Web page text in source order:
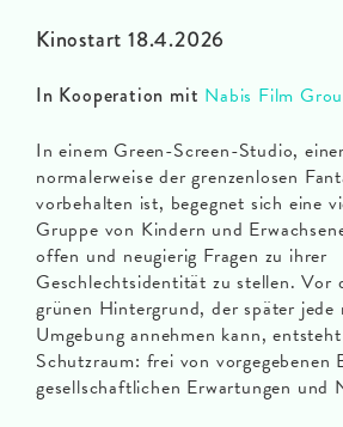
Kinostart 18.4.2026
In Kooperation mit Nabis Film
In einem Green-Screen-Studio,
normalerweise der grenzenlosen
vorbehalten ist, begegnet sich eine
Gruppe von Kindern und
offen und neugierig Fragen zu ihrer
Geschlechtsidentität zu stellen. Vor
grünen Hintergrund, der später jede
Umgebung annehmen kann,
Schutzraum: frei von vorgegebenen
gesellschaftlichen Erwartungen und